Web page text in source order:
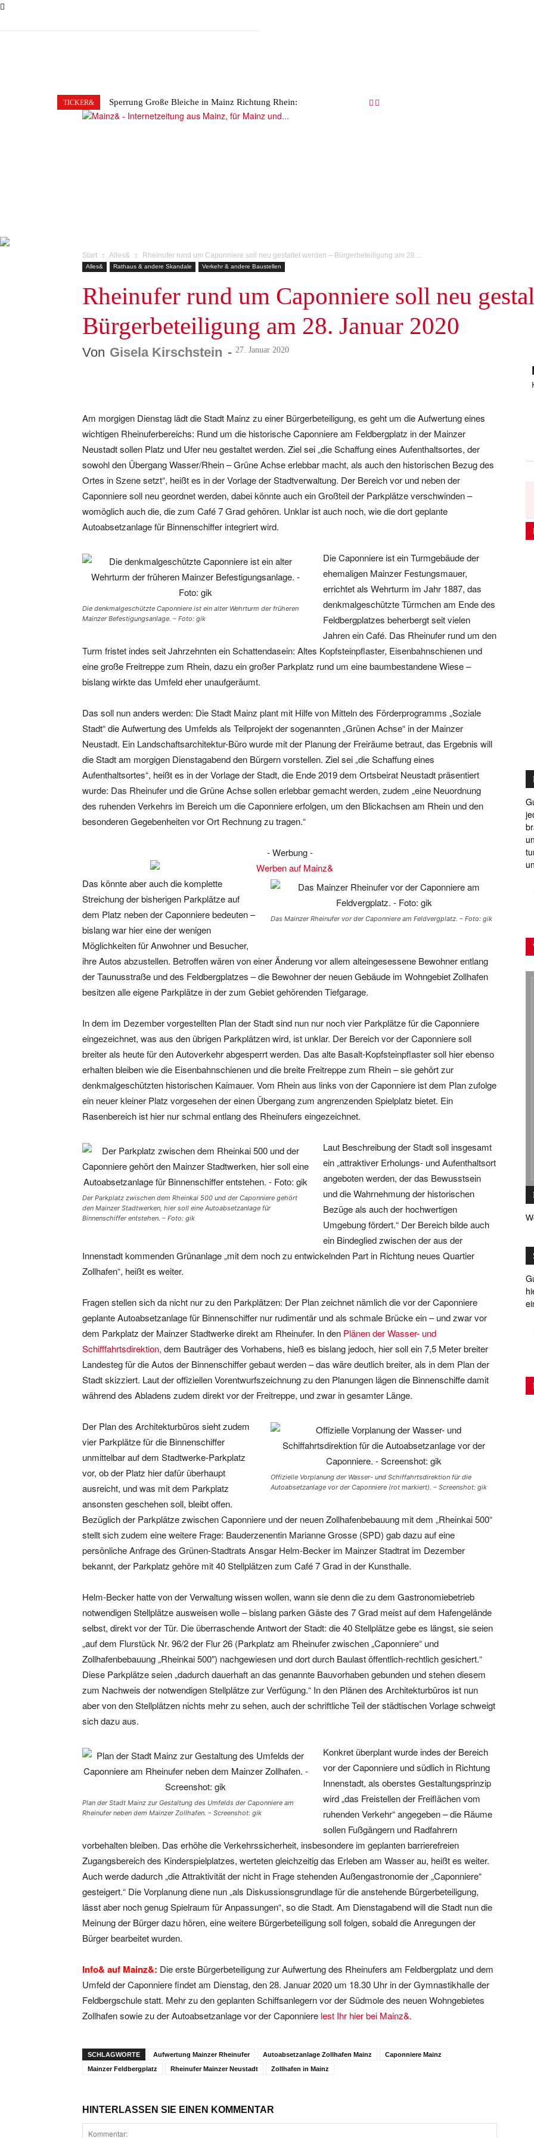
TICKER&
Sperrung Große Bleiche in Mainz Richtung Rhein:
Autofahrer verwirrt, Mainzer stinksauer – Haben die
Start Alles& Rheinufer rund um Caponniere soll neu gestaltet werden – Bürgerbeteiligung am 28....
Alles& Rathaus & andere Skandale Verkehr & andere Baustellen
Rheinufer rund um Caponniere soll neu
Bürgerbeteiligung am 28. Januar 2020
Von Gisela Kirschstein - 27. Januar 2020
Am morgigen Dienstag lädt die Stadt Mainz zu einer Bürgerbeteiligung, es geht um die Aufwertung eines
wichtigen Rheinuferbereichs: Rund um die historische Caponniere am Feldbergplatz in der Mainzer
Neustadt sollen Platz und Ufer neu gestaltet werden. Ziel sei „die Schaffung eines Aufenthaltsortes, der
sowohl den Übergang Wasser/Rhein – Grüne Achse erlebbar macht, als auch den historischen Bezug des
Ortes in Szene setzt“, heißt es in der Vorlage der Stadtverwaltung. Der Bereich vor und neben der
Caponniere soll neu geordnet werden, dabei könnte auch ein Großteil der Parkplätze verschwinden –
womöglich auch die, die zum Café 7 Grad gehören. Unklar ist auch noch, wie die dort geplante
Autoabsetzanlage für Binnenschiffer integriert wird.
Die denkmalgeschützte Caponniere ist ein alter Wehrturm der früheren
Mainzer Befestigungsanlage. – Foto: gik
Die Caponniere ist ein Turmgebäude der
ehemaligen Mainzer Festungsmauer,
errichtet als Wehrturm im Jahr 1887, das
denkmalgeschützte Türmchen am Ende des
Feldbergplatzes beherbergt seit vielen
Jahren ein Café. Das Rheinufer rund um den
Turm fristet indes seit Jahrzehnten ein Schattendasein: Altes Kopfsteinpflaster, Eisenbahnschienen und
eine große Freitreppe zum Rhein, dazu ein großer Parkplatz rund um eine baumbestandene Wiese –
bislang wirkte das Umfeld eher unaufgeräumt.
Das soll nun anders werden: Die Stadt Mainz plant mit Hilfe von Mitteln des Förderprogramms „Soziale
Stadt“ die Aufwertung des Umfelds als Teilprojekt der sogenannten „Grünen Achse“ in der Mainzer
Neustadt. Ein Landschaftsarchitektur-Büro wurde mit der Planung der Freiräume betraut, das Ergebnis will
die Stadt am morgigen Dienstagabend den Bürgern vorstellen. Ziel sei „die Schaffung eines
Aufenthaltsortes“, heißt es in der Vorlage der Stadt, die Ende 2019 dem Ortsbeirat Neustadt präsentiert
wurde: Das Rheinufer und die Grüne Achse sollen erlebbar gemacht werden, zudem „eine Neuordnung
des ruhenden Verkehrs im Bereich um die Caponniere erfolgen, um den Blickachsen am Rhein und den
besonderen Gegebenheiten vor Ort Rechnung zu tragen.“
- Werbung -
Das Mainzer Rheinufer vor der Caponniere am Feldvergplatz. – Foto: gik
Das könnte aber auch die komplette
Streichung der bisherigen Parkplätze auf
dem Platz neben der Caponniere bedeuten –
bislang war hier eine der wenigen
Möglichkeiten für Anwohner und Besucher,
ihre Autos abzustellen. Betroffen wären von einer Änderung vor allem alteingesessene Bewohner entlang
der Taunusstraße und des Feldbergplatzes – die Bewohner der neuen Gebäude im Wohngebiet Zollhafen
besitzen alle eigene Parkplätze in der zum Gebiet gehörenden Tiefgarage.
In dem im Dezember vorgestellten Plan der Stadt sind nun nur noch vier Parkplätze für die Caponniere
eingezeichnet, was aus den übrigen Parkplätzen wird, ist unklar. Der Bereich vor der Caponniere soll
breiter als heute für den Autoverkehr abgesperrt werden. Das alte Basalt-Kopfsteinpflaster soll hier ebenso
erhalten bleiben wie die Eisenbahnschienen und die breite Freitreppe zum Rhein – sie gehört zur
denkmalgeschützten historischen Kaimauer. Vom Rhein aus links von der Caponniere ist dem Plan zufolge
ein neuer kleiner Platz vorgesehen der einen Übergang zum angrenzenden Spielplatz bietet. Ein
Rasenbereich ist hier nur schmal entlang des Rheinufers eingezeichnet.
Der Parkplatz zwischen dem Rheinkai 500 und der Caponniere gehört
den Mainzer Stadtwerken, hier soll eine Autoabsetzanlage für
Binnenschiffer entstehen. – Foto: gik
Laut Beschreibung der Stadt soll insgesamt
ein „attraktiver Erholungs- und Aufenthaltsort
angeboten werden, der das Bewusstsein
und die Wahrnehmung der historischen
Bezüge als auch der hochwertigen
Umgebung fördert.“ Der Bereich bilde auch
ein Bindeglied zwischen der aus der
Innenstadt kommenden Grünanlage „mit dem noch zu entwickelnden Part in Richtung neues Quartier
Zollhafen“, heißt es weiter.
Fragen stellen sich da nicht nur zu den Parkplätzen: Der Plan zeichnet nämlich die vor der Caponniere
geplante Autoabsetzanlage für Binnenschiffer nur rudimentär und als schmale Brücke ein – und zwar vor
dem Parkplatz der Mainzer Stadtwerke direkt am Rheinufer. In den Plänen der Wasser- und
Schifffahrtsdirektion, dem Bauträger des Vorhabens, hieß es bislang jedoch, hier soll ein 7,5 Meter breiter
Landesteg für die Autos der Binnenschiffer gebaut werden – das wäre deutlich breiter, als in dem Plan der
Stadt skizziert. Laut der offiziellen Vorentwurfszeichnung zu den Planungen lägen die Binnenschiffe damit
während des Abladens zudem direkt vor der Freitreppe, und zwar in gesamter Länge.
Offizielle Vorplanung der Wasser- und Schiffahrtsdirektion für die
Autoabsetzanlage vor der Caponniere (rot markiert). – Screenshot: gik
Der Plan des Architekturbüros sieht zudem
vier Parkplätze für die Binnenschiffer
unmittelbar auf dem Stadtwerke-Parkplatz
vor, ob der Platz hier dafür überhaupt
ausreicht, und was mit dem Parkplatz
ansonsten geschehen soll, bleibt offen.
Bezüglich der Parkplätze zwischen Caponniere und der neuen Zollhafenbebauung mit dem „Rheinkai 500“
stellt sich zudem eine weitere Frage: Bauderzenentin Marianne Grosse (SPD) gab dazu auf eine
persönliche Anfrage des Grünen-Stadtrats Ansgar Helm-Becker im Mainzer Stadtrat im Dezember
bekannt, der Parkplatz gehöre mit 40 Stellplätzen zum Café 7 Grad in der Kunsthalle.
Helm-Becker hatte von der Verwaltung wissen wollen, wann sie denn die zu dem Gastronomiebetrieb
notwendigen Stellplätze ausweisen wolle – bislang parken Gäste des 7 Grad meist auf dem Hafengelände
selbst, direkt vor der Tür. Die überraschende Antwort der Stadt: die 40 Stellplätze gebe es längst, sie seien
„auf dem Flurstück Nr. 96/2 der Flur 26 (Parkplatz am Rheinufer zwischen „Caponniere“ und
Zollhafenbebauung „Rheinkai 500″) nachgewiesen und dort durch Baulast öffentlich-rechtlich gesichert.“
Diese Parkplätze seien „dadurch dauerhaft an das genannte Bauvorhaben gebunden und stehen diesem
zum Nachweis der notwendigen Stellplätze zur Verfügung.“ In den Plänen des Architekturbüros ist nun
aber von den Stellplätzen nichts mehr zu sehen, auch der schriftliche Teil der städtischen Vorlage schweigt
sich dazu aus.
Plan der Stadt Mainz zur Gestaltung des Umfelds der Caponniere am
Rheinufer neben dem Mainzer Zollhafen. – Screenshot: gik
Konkret überplant wurde indes der Bereich
vor der Caponniere und südlich in Richtung
Innenstadt, als oberstes Gestaltungsprinzip
wird „das Freistellen der Freiflächen vom
ruhenden Verkehr“ angegeben – die Räume
sollen Fußgängern und Radfahrern
vorbehalten bleiben. Das erhöhe die Verkehrssicherheit, insbesondere im geplanten barrierefreien
Zugangsbereich des Kinderspielplatzes, werteten gleichzeitig das Erleben am Wasser au, heißt es weiter.
Auch werde dadurch „die Attraktivität der nicht in Frage stehenden Außengastronomie der „Caponniere“
gesteigert.“ Die Vorplanung diene nun „als Diskussionsgrundlage für die anstehende Bürgerbeteiligung,
lässt aber noch genug Spielraum für Anpassungen“, so die Stadt. Am Dienstagabend will die Stadt nun die
Meinung der Bürger dazu hören, eine weitere Bürgerbeteiligung soll folgen, sobald die Anregungen der
Bürger bearbeitet wurden.
Info& auf Mainz&: Die erste Bürgerbeteiligung zur Aufwertung des Rheinufers am Feldbergplatz und dem
Umfeld der Caponniere findet am Dienstag, den 28. Januar 2020 um 18.30 Uhr in der Gymnastikhalle der
Feldbergschule statt. Mehr zu den geplanten Schiffsanlegern vor der Südmole des neuen Wohngebietes
Zollhafen sowie zu der Autoabsetzanlage vor der Caponniere lest Ihr hier bei Mainz&.
SCHLAGWORTE Aufwertung Mainzer Rheinufer Autoabsetzanlage Zollhafen Mainz
Caponniere Mainz
Mainzer Feldbergplatz
Rheinufer Mainzer Neustadt Zollhafen in Mainz
HINTERLASSEN SIE EINEN KOMMENTAR